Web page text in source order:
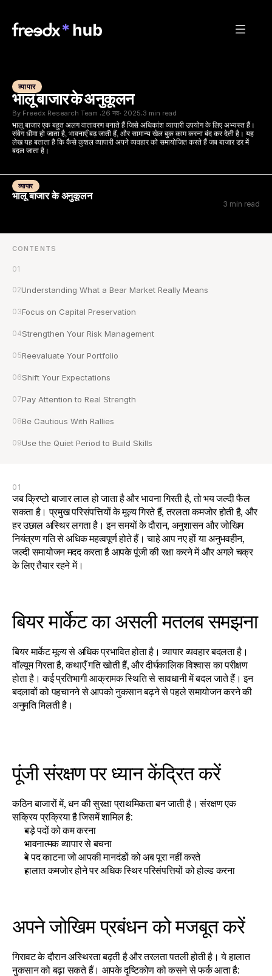
व्यापार
भालू बाजार के अनुकूलन
By Freedx Research Team ·26 नव॰ 2025·3 min read
भालू बाजार एक बहुत अलग वातावरण बनाते हैं जिसे अधिकांश व्यापारी उपयोग के लिए अभ्यस्त हैं।
संवेग धीमा हो जाता है, भावनाएँ बढ़ जाती हैं, और सामान्य खेल बुक काम करना बंद कर देती है। यह
लेख यह बताता है कि कैसे कुशल व्यापारी अपने व्यवहार को समायोजित करते हैं जब बाजार डर में
बदल जाता है।
व्यापार
भालू बाजार के अनुकूलन
3 min read
CONTENTS
01
02Understanding What a Bear Market Really Means
03Focus on Capital Preservation
04Strengthen Your Risk Management
05Reevaluate Your Portfolio
06Shift Your Expectations
07Pay Attention to Real Strength
08Be Cautious With Rallies
09Use the Quiet Period to Build Skills
01
जब क्रिप्टो बाजार लाल हो जाता है और भावना गिरती है, तो भय जल्दी फैल
सकता है। प्रमुख परिसंपत्तियों के मूल्य गिरते हैं, तरलता कमजोर होती है, और
हर उछाल अस्थिर लगता है। इन समयों के दौरान, अनुशासन और जोखिम
नियंत्रण गति से अधिक महत्वपूर्ण होते हैं। चाहे आप नए हों या अनुभवहीन,
जल्दी समायोजन मदद करता है आपके पूंजी की रक्षा करने में और अगले चक्र
के लिए तैयार रहने में।
बियर मार्केट का असली मतलब समझना
बियर मार्केट मूल्य से अधिक प्रभावित होता है। व्यापार व्यवहार बदलता है।
वॉल्यूम गिरता है, कथाएँ गति खोती हैं, और दीर्घकालिक विश्वास का परीक्षण
होता है। कई प्रतिभागी आक्रामक स्थिति से सावधानी में बदल जाते हैं। इन
बदलावों को पहचानने से आपको नुकसान बढ़ने से पहले समायोजन करने की
अनुमति मिलती है।
पूंजी संरक्षण पर ध्यान केंद्रित करें
कठिन बाजारों में, धन की सुरक्षा प्राथमिकता बन जाती है। संरक्षण एक
सक्रिय प्रक्रिया है जिसमें शामिल है:
बड़े पदों को कम करना
भावनात्मक व्यापार से बचना
वे पद काटना जो आपकी मानदंडों को अब पूरा नहीं करते
हालात कमजोर होने पर अधिक स्थिर परिसंपत्तियों को होल्ड करना
अपने जोखिम प्रबंधन को मजबूत करें
गिरावट के दौरान अस्थिरता बढ़ती है और तरलता पतली होती है। ये हालात
नुकसान को बढ़ा सकते हैं। आपके दृष्टिकोण को कसने से फर्क आता है: